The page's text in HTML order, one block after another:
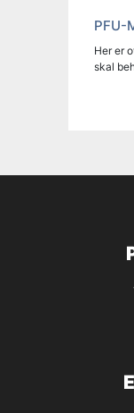
PFU-
Her er
skal